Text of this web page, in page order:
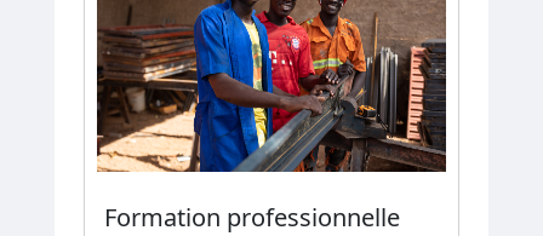
Formation professionnelle